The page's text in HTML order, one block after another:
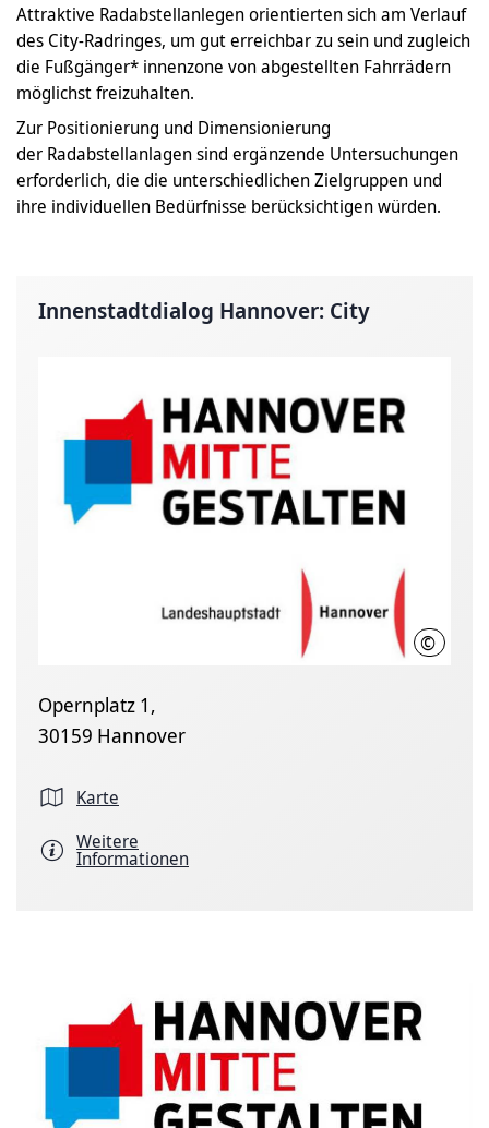
Attraktive Radabstellanlegen orientierten sich am Verlauf
des City-Radringes, um gut erreichbar zu sein und zugleich
die Fußgänger* innenzone von abgestellten Fahrrädern
möglichst freizuhalten.
Zur Positionierung und Dimensionierung
der Radabstellanlagen sind ergänzende Untersuchungen
erforderlich, die die unterschiedlichen Zielgruppen und
ihre individuellen Bedürfnisse berücksichtigen würden.
Innenstadtdialog Hannover: City
© LHH
Opernplatz 1,
30159 Hannover
Karte
Weitere
Informationen